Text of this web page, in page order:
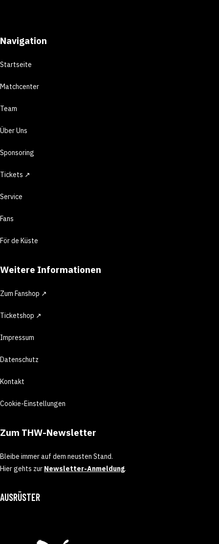
Navigation
Startseite
Matchcenter
Team
Über Uns
Sponsoring
Tickets ↗
Service
Fans
För de Küste
Weitere Informationen
Zum Fanshop ↗
Ticketshop ↗
Impressum
Datenschutz
Kontakt
Cookie-Einstellungen
Zum THW-Newsletter
Bleibe immer auf dem neusten Stand.
Hier gehts zur Newsletter-Anmeldung.
AUSRÜSTER